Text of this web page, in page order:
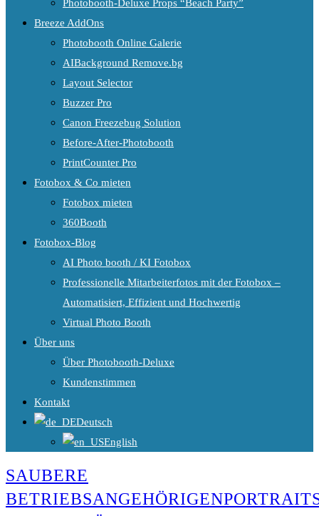
Photobooth-Deluxe Props “Beach Party”
Breeze AddOns
Photobooth Online Galerie
AIBackground Remove.bg
Layout Selector
Buzzer Pro
Canon Freezebug Solution
Before-After-Photobooth
PrintCounter Pro
Fotobox & Co mieten
Fotobox mieten
360Booth
Fotobox-Blog
AI Photo booth / KI Fotobox
Professionelle Mitarbeiterfotos mit der Fotobox –
Automatisiert, Effizient und Hochwertig
Virtual Photo Booth
Über uns
Über Photobooth-Deluxe
Kundenstimmen
Kontakt
Deutsch
English
SAUBERE